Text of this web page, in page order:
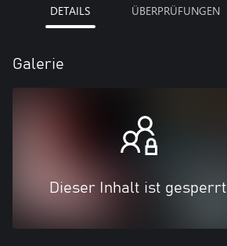
DETAILS ÜBERPRÜFUNGEN
Galerie
Dieser Inhalt ist gesperrt